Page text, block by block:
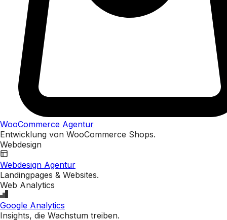
WooCommerce Agentur
Entwicklung von WooCommerce Shops.
Webdesign
Webdesign Agentur
Landingpages & Websites.
Web Analytics
Google Analytics
Insights, die Wachstum treiben.